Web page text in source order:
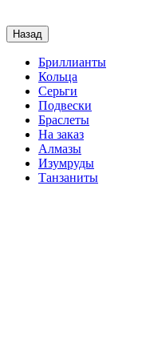
Назад
Бриллианты
Кольца
Серьги
Подвески
Браслеты
На заказ
Алмазы
Изумруды
Танзаниты